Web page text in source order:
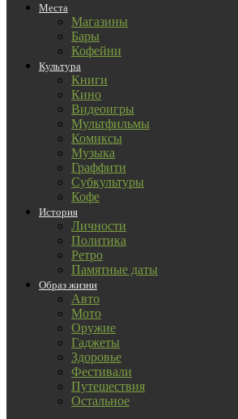
Места
Магазины
Бары
Кофейни
Культура
Книги
Кино
Видеоигры
Мультфильмы
Комиксы
Музыка
Граффити
Субкультуры
Кофе
История
Личности
Политика
Ретро
Памятные даты
Образ жизни
Авто
Мото
Оружие
Гаджеты
Здоровье
Фестивали
Путешествия
Остальное